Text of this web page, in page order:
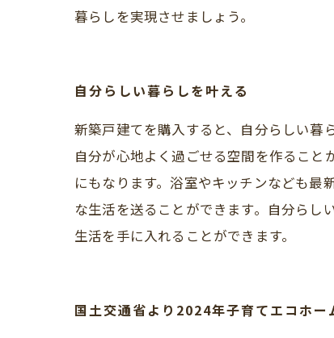
暮らしを実現させましょう。
自分らしい暮らしを叶える
新築戸建てを購入すると、自分らしい暮
自分が心地よく過ごせる空間を作るこ
にもなります。浴室やキッチンなども最
な生活を送ることができます。自分らし
生活を手に入れることができます。
国土交通省より2024年子育てエコホー